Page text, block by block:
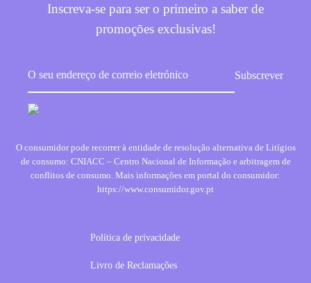
Inscreva-se para ser o primeiro a saber de
promoções exclusivas!
O consumidor pode recorrer à entidade de resolução alternativa de Litígios
de consumo: CNIACC – Centro Nacional de Informação e arbitragem de
conflitos de consumo. Mais informações em portal do consumidor:
https://www.consumidor.gov.pt
Política de privacidade
Livro de Reclamações